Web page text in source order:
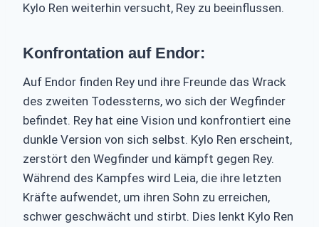
Kylo Ren weiterhin versucht, Rey zu beeinflussen.
Konfrontation auf Endor:
Auf Endor finden Rey und ihre Freunde das Wrack
des zweiten Todessterns, wo sich der Wegfinder
befindet. Rey hat eine Vision und konfrontiert eine
dunkle Version von sich selbst. Kylo Ren erscheint,
zerstört den Wegfinder und kämpft gegen Rey.
Während des Kampfes wird Leia, die ihre letzten
Kräfte aufwendet, um ihren Sohn zu erreichen,
schwer geschwächt und stirbt. Dies lenkt Kylo Ren